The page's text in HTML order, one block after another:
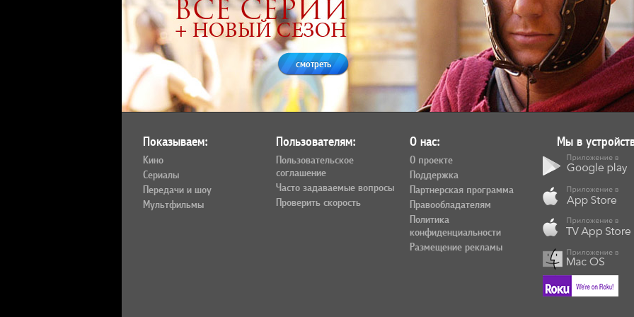
смотреть
Показываем:
Кино
Сериалы
Передачи и шоу
Мультфильмы
Пользователям:
Пользовательское
соглашение
Часто задаваемые вопросы
Проверить скорость
О нас:
О проекте
Поддержка
Партнерская программа
Правообладателям
Политика
конфиденциальности
Размещение рекламы
Мы в